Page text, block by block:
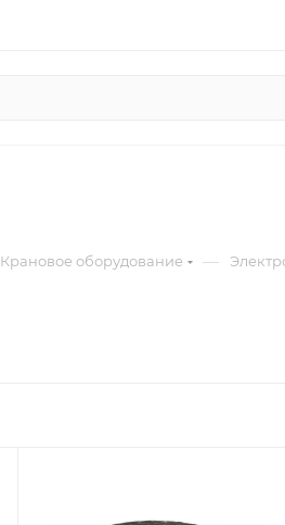
Крановое оборудование —